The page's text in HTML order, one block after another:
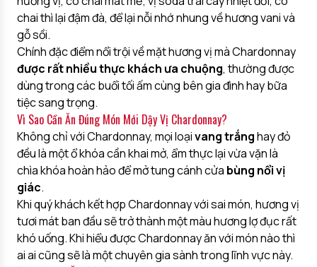
chai thì lại đậm đà, để lại nỗi nhớ nhung về hương vani và
gỗ sồi.
Chính đặc điểm nổi trội về mặt hương vị mà Chardonnay
được rất nhiều thực khách ưa chuộng, thường được
dùng trong các buổi tối ấm cùng bên gia đình hay bữa
tiệc sang trọng.
Vì Sao Cần Ăn Đúng Món Mới Dậy Vị Chardonnay?
Không chỉ với Chardonnay, mọi loạivang trắnghay đỏ
đều là một ổ khóa cần khai mở, ẩm thực lại vừa vặn là
chìa khóa hoàn hảo để mở tung cánh cửa bùng nổi vị
giác.
Khi quý khách kết hợp Chardonnay với sai món, hương vị
tươi mát ban đầu sẽ trở thành một màu hương lợ đục rất
khó uống. Khi hiểu được Chardonnay ăn với món nào thì
ai ai cũng sẽ là một chuyên gia sành trong lĩnh vực này.